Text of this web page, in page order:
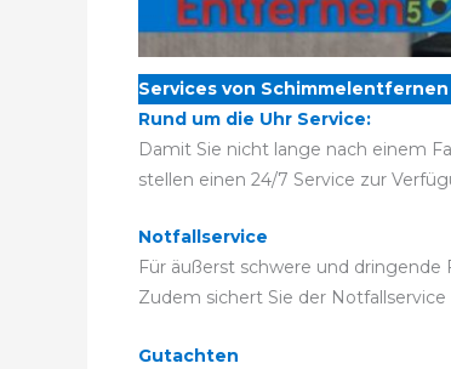
Services von
Rund um die Uhr Service:
Damit Sie nicht lange nach einem
stellen einen 24/7 Service zur
Notfallservice
Für äußerst schwere und
Zudem sichert Sie der
Gutachten